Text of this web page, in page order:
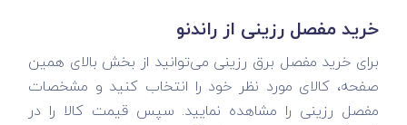
خرید مفصل رزینی از راندنو
برای خرید مفصل برق رزینی می‌توانید از بخش بالای همین
صفحه، کالای مورد نظر خود را انتخاب کنید و مشخصات
مفصل رزینی را مشاهده نمایید. سپس قیمت کالا را در